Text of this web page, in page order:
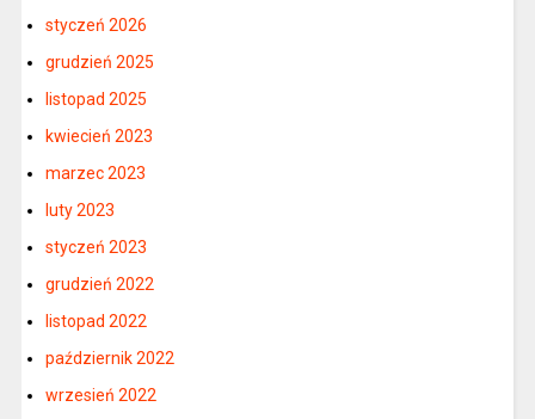
styczeń 2026
grudzień 2025
listopad 2025
kwiecień 2023
marzec 2023
luty 2023
styczeń 2023
grudzień 2022
listopad 2022
październik 2022
wrzesień 2022